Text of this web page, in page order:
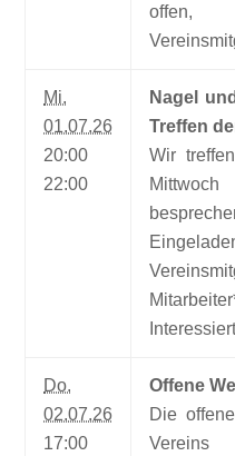
Mi.
01.07.26
20:00
22:00
Nagel
Treffen
Wir
Do.
02.07.26
17:00
Offene
Die
Vereins